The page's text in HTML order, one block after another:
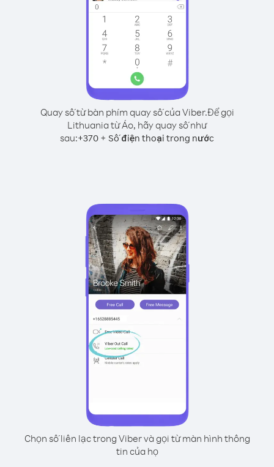
Quay số từ bàn phím quay số của Viber.Để gọi
Lithuania từ Áo, hãy quay số như
sau:+370 + Số điện thoại trong nước
Chọn số liên lạc trong Viber và gọi từ màn hình thông
tin của họ